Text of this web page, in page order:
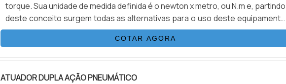
torque. Sua unidade de medida definida é o newton x metro, ou N.m e, partindo
deste conceito surgem todas as alternativas para o uso deste equipamento
na automação de válvulas industriais rotativas.Por conta disso, ele pode
utilizado de diversas formas, como por exemplo: O atuador pode ser
produzido em .
COTAR AGORA
ATUADOR DUPLA AÇÃO PNEUMÁTICO